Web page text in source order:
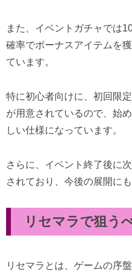
また、イベントガチャでは
確率でボーナスアイテムを
ています。
特に初心者向けに、初回限
が用意されているので、始
しい仕様になっています。
さらに、イベント終了後に
されており、今後の展開にも
リセマラで狙う
リセマラとは、ゲームの序